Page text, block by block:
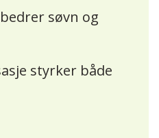
søvn og
styrker både